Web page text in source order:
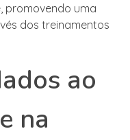
promovendo uma
dos treinamentos
ao
na